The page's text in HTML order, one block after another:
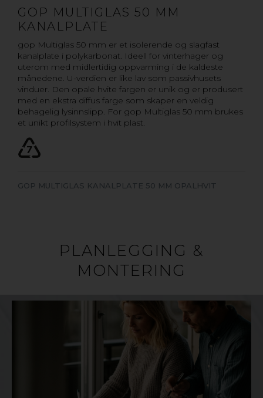
GOP MULTIGLAS 50 MM
KANALPLATE
gop Multiglas 50 mm er et isolerende og slagfast
kanalplate i polykarbonat. Ideell for vinterhager og
uterom med midlertidig oppvarming i de kaldeste
månedene. U-verdien er like lav som passivhusets
vinduer. Den opale hvite fargen er unik og er produsert
med en ekstra diffus farge som skaper en veldig
behagelig lysinnslipp. For gop Multiglas 50 mm brukes
et unikt profilsystem i hvit plast.
GOP MULTIGLAS KANALPLATE 50 MM OPALHVIT
PLANLEGGING &
MONTERING
Material:
Polypropylen (PP)